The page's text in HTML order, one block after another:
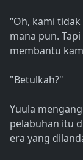
“Oh, kami
mana pun.
membantu
"Betulkah?"
Yuula
pelabuhan itu
era yang